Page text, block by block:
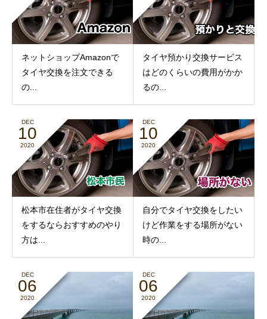
ネットショップAmazonで
タイヤ交換を注文できる
の...
タイヤ預かり交換サービス
はどのくらいの費用がかか
るの...
DEC
10
2020
松本市在住者がタイヤ交換
をするならおすすめのやり
方は...
DEC
10
2020
自分でタイヤ交換をしたい
けど作業をする場所がない
時の...
DEC
06
2020
DEC
06
2020